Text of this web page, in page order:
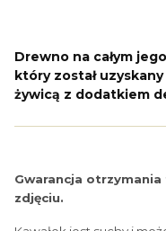
Drewno na całym
który został
żywicą z dodatkiem
Gwarancja
zdjęciu.